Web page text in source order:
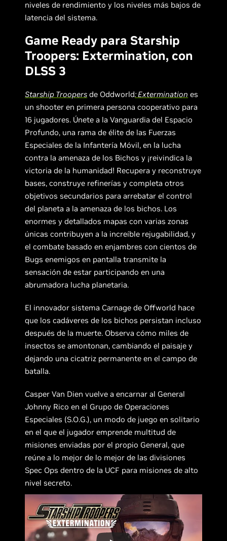
niveles de rendimiento y los niveles más bajos de
latencia del sistema.
Game Ready para Starship
Troopers: Extermination, con
DLSS 3
Starship Troopers de Oddworld: Extermination es
un shooter en primera persona cooperativo para
16 jugadores. Únete a la Vanguardia del Espacio
Profundo, una rama de élite de las Fuerzas
Especiales de la Infantería Móvil, en la lucha
contra la amenaza de los Bichos y ¡reivindica la
victoria de la humanidad! Recupera y reconstruye
bases, construye refinerías y completa otros
objetivos secundarios para arrebatar el control
del planeta a la amenaza de los bichos. Los
enormes y detallados mapas con varias zonas
únicas contribuyen a la increíble rejugabilidad, y
el combate basado en enjambres con cientos de
Bugs enemigos en pantalla transmite la
sensación de estar participando en una
abrumadora lucha planetaria.
El innovador sistema Carnage de Offworld hace
que los cadáveres de los bichos persistan incluso
después de la muerte. Observa cómo miles de
insectos se amontonan, cambiando el paisaje y
dejando una cicatriz permanente en el campo de
batalla.
Casper Van Dien vuelve a encarnar al General
Johnny Rico en el Grupo de Operaciones
Especiales (S.O.G.), un modo de juego en solitario
en el que el jugador emprende multitud de
misiones enviadas por el propio General, que
reúne a lo mejor de lo mejor de las divisiones
Spec Ops dentro de la UCF para misiones de alto
nivel secreto.